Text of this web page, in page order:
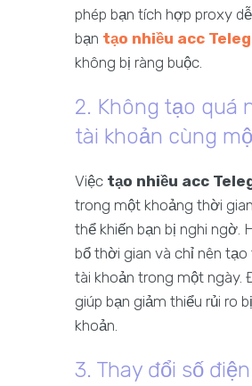
phép bạn tích hợp proxy
bạn tạo nhiều acc
không bị ràng buộc.
2. Không tạo quá
tài khoản cùng
Việc tạo nhiều acc
trong một khoảng thời
thể khiến bạn bị nghi ngờ.
bổ thời gian và chỉ nên
tài khoản trong một ngày.
giúp bạn giảm thiểu rủi ro
khoản.
3. Thay đổi số